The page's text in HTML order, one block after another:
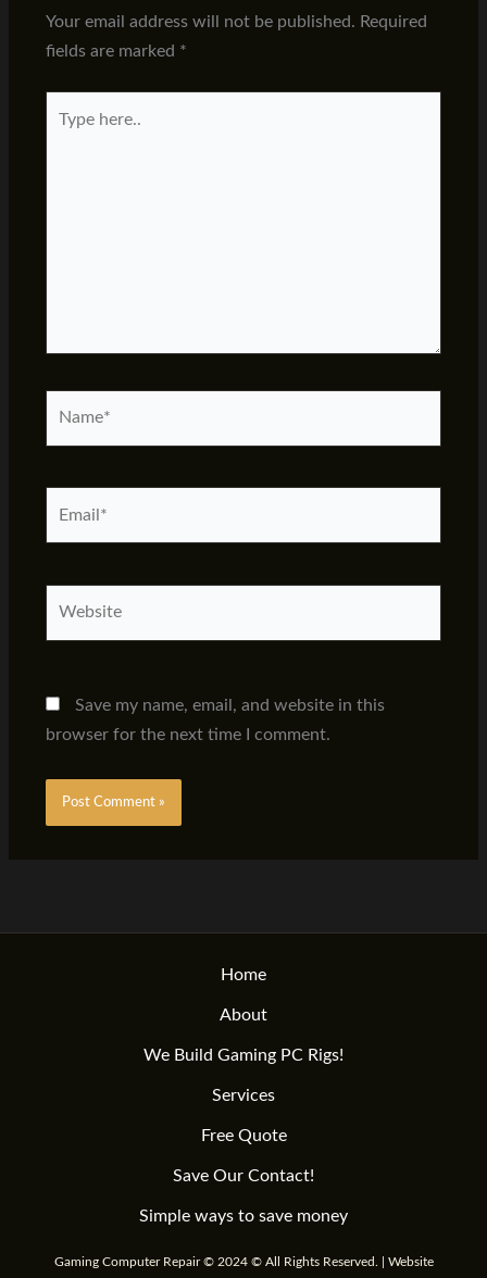
Your email address will not be published. Required
fields are marked *
Save my name, email, and website in this
browser for the next time I comment.
Home
About
We Build Gaming PC Rigs!
Services
Free Quote
Save Our Contact!
Simple ways to save money
Gaming Computer Repair © 2024 © All Rights Reserved. | Website